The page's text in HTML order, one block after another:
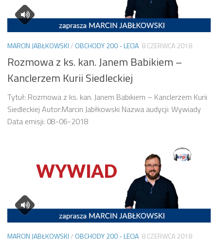
MARCIN JABŁKOWSKI/ OBCHODY 200 - LECIA 8 CZERWCA 2018
Rozmowa z ks. kan. Janem Babikiem –
Kanclerzem Kurii Siedleckiej
Tytuł: Rozmowa z ks. kan. Janem Babikiem – Kanclerzem Kurii
Siedleckiej Autor:Marcin Jabłkowski Nazwa audycji: Wywiady
Data emisji: 08-06-2018
MARCIN JABŁKOWSKI/ OBCHODY 200 - LECIA 8 CZERWCA 2018